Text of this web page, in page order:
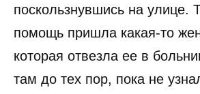
поскользнувшись на улице.
помощь пришла какая-то
которая отвезла ее в
там до тех пор, пока не